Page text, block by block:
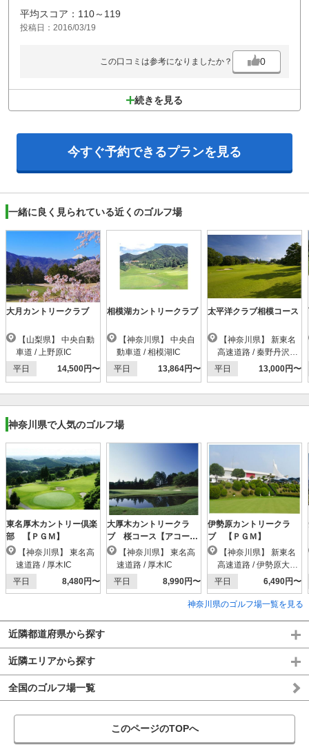
平均スコア：110～119
投稿日：2016/03/19
この口コミは参考になりましたか？ 0
続きを見る
今すぐ予約できるプランを見る
一緒に良く見られている近くのゴルフ場
大月カントリークラブ
車道 / 上野原IC
平日
14,500円〜
相模湖カントリークラブ
動車道 / 相模湖IC
平日
13,864円〜
太平洋クラブ相模コース
高速道路 / 秦野丹沢ス
マートIC
平日 13,000円〜
神奈川県で人気のゴルフ場
東名厚木カントリー倶楽
部 【ＰＧＭ】
速道路 / 厚木IC
平日
8,480円〜
大厚木カントリークラ
ブ 桜コース【アコーデ
ィア】
速道路 / 厚木IC
平日
8,990円〜
伊勢原カントリークラ
ブ 【ＰＧＭ】
高速道路 / 伊勢原大山I
C
平日 6,490円〜
神奈川県のゴルフ場一覧を見る
近隣都道府県から探す
近隣エリアから探す
全国のゴルフ場一覧
このページのTOPへ